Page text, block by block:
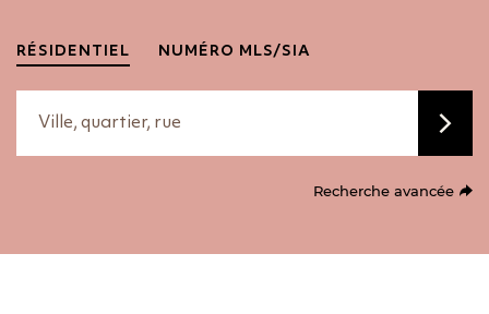
RÉSIDENTIEL NUMÉRO MLS/SIA
Recherche avancée
Ville, quartier, rue